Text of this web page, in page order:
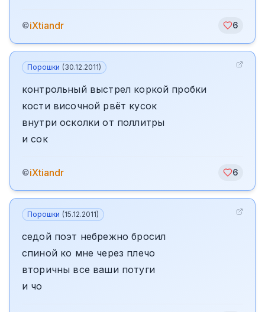
©iXtiandr 6
Порошки (30.12.2011)
контрольный выстрел коркой пробки
кости височной рвёт кусок
внутри осколки от поллитры
и сок
©iXtiandr 6
Порошки (15.12.2011)
седой поэт небрежно бросил
спиной ко мне через плечо
вторичны все ваши потуги
и чо